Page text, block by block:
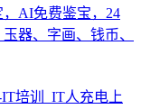
AI免费鉴宝，24
器、字画、钱币、
培训_IT人充电上